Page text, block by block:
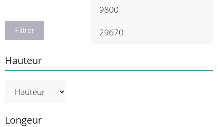
Prix
Filtrer
Hauteur
Longeur